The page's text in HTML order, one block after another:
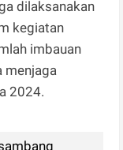
dilaksanakan
kegiatan
imbauan
menjaga
2024.